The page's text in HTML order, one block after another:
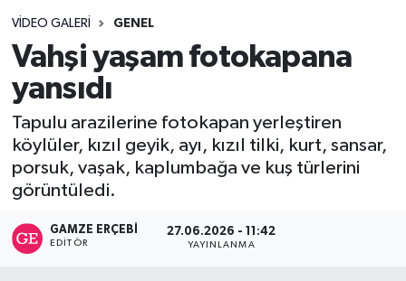
VIDEO GALERI GENEL
Vahşi yaşam fotokapana
yansıdı
Tapulu arazilerine fotokapan yerleştiren
köylüler, kızıl geyik, ayı, kızıl tilki, kurt, sansar,
porsuk, vaşak, kaplumbağa ve kuş türlerini
görüntüledi.
GAMZE ERÇEBI
EDITÖR
27.06.2026 - 11:42
YAYINLANMA
ASAYİŞ
GÜNCEL
SİYASET
RESMİ İLAN
KARABÜK
GENEL
SPOR
SİYASET
SAĞLIK
Süper Lig Puan Durumu ve Fikstür
Tüm Manşetler
Son Dakika Haberleri
Haber Arşivi